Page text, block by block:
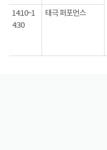
14:10~1
4:30
태극 퍼포먼스